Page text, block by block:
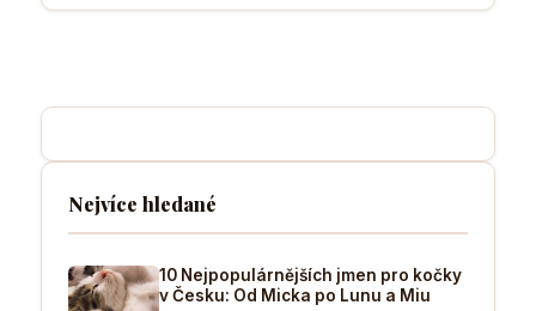
Nejvíce hledané
10 Nejpopulárnějších jmen pro kočky
v Česku: Od Micka po Lunu a Miu